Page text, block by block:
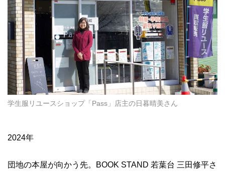
学生服リユースショップ「Pass」店主の日暮晴美さん
2024年
団地の本屋が向かう先。BOOK STAND 若葉台 三田修平さ